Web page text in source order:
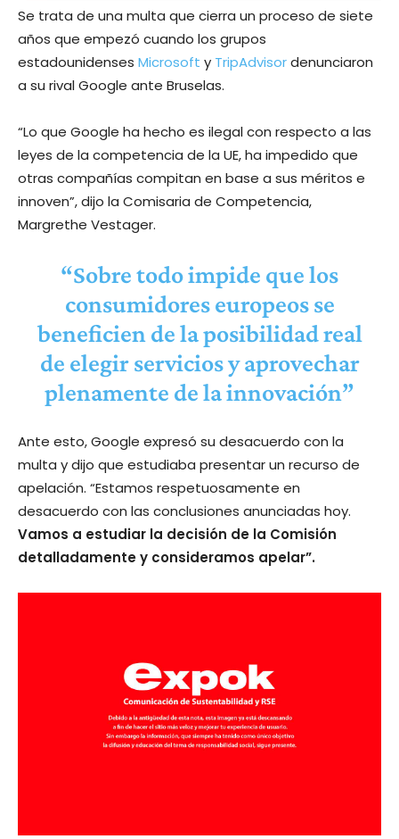
Se trata de una multa que cierra un proceso de siete
años que empezó cuando los grupos
estadounidenses Microsoft y TripAdvisordenunciaron
a su rival Google ante Bruselas.
“Lo que Google ha hecho es ilegal con respecto a las
leyes de la competencia de la UE, ha impedido que
otras compañías compitan en base a sus méritos e
innoven”, dijo la Comisaria de Competencia,
Margrethe Vestager.
“Sobre todo impide que los
consumidores europeos se
beneficien de la posibilidad real
de elegir servicios y aprovechar
plenamente de la innovación”
Ante esto, Google expresó su desacuerdo con la
multa y dijo que estudiaba presentar un recurso de
apelación. “Estamos respetuosamente en
desacuerdo con las conclusiones anunciadas hoy.
Vamos a estudiar la decisión de la Comisión
detalladamente y consideramos apelar”.